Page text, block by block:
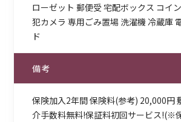
ローゼット 郵便受 宅配ボックス コイ
犯カメラ 専用ごみ置場 洗濯機 冷蔵庫
ド
備考
保険加入2年間 保険料(参考) 20,000円
介手数料無料!保証料初回サービス!(※